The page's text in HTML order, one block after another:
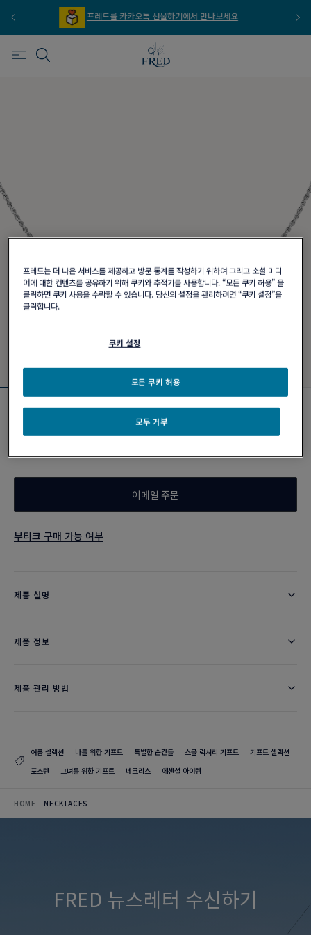
프레드를 카카오톡 선물하기에서 만나보세요 프
포스텐 네크리스
이메일 주문
부티크 구매 가능 여부
제품 설명
제품 정보
제품 관리 방법
여름 셀렉션 나를 위한 기프트 특별한 순간들 스몰 럭셔리 기프트
기프트 셀렉션
포스텐
그녀를 위한 기프트 네크리스 에센셜 아이템
HOME NECKLACES
FRED 뉴스레터 수신하기
프레드는 더 나은 서비스를 제공하고 방문 통계를 작성하기 위하여 그리고 소셜 미디
어에 대한 컨텐츠를 공유하기 위해 쿠키와 추적기를 사용합니다. “모든 쿠키 허용” 을
클릭하면 쿠키 사용을 수락할 수 있습니다. 당신의 설정을 관리하려면 “쿠키 설정”을
클릭합니다.
쿠키 설정
모두 거부
모든 쿠키 허용